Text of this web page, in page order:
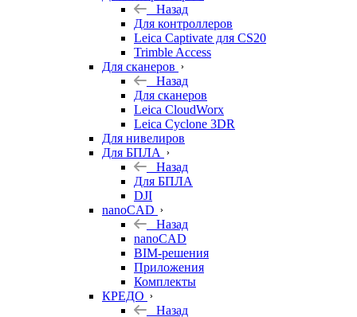
Назад
Для контроллеров
Leica Captivate для CS20
Trimble Access
Для сканеров
Назад
Для сканеров
Leica CloudWorx
Leica Cyclone 3DR
Для нивелиров
Для БПЛА
Назад
Для БПЛА
DJI
nanoCAD
Назад
nanoCAD
BIM-решения
Приложения
Комплекты
КРЕДО
Назад